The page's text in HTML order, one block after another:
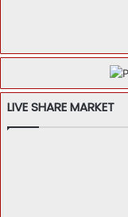
LIVE SHARE MARKET